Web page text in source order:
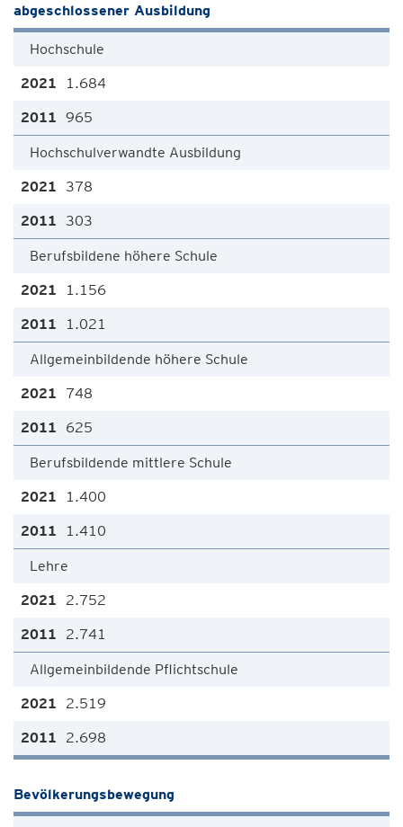
abgeschlossener Ausbildung
Hochschule
1.684
965
Hochschulverwandte Ausbildung
378
303
Berufsbildene höhere Schule
1.156
1.021
Allgemeinbildende höhere Schule
748
625
Berufsbildende mittlere Schule
1.400
1.410
Lehre
2.752
2.741
Allgemeinbildende Pflichtschule
2.519
2.698
Bevölkerungsbewegung